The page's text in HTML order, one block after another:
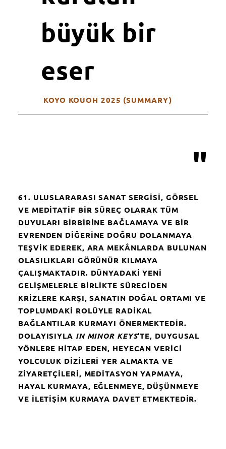
büyük bir
eser
KOYO KOUOH 2025 (SUMMARY)
"
61. ULUSLARARASI SANAT SERGISİ, GÖRSEL
VE MEDITATIF BIR SÜREÇ OLARAK TÜM
DUYULARI BIRBIRINE BAĞLAMAYA VE BIR
EVRENDEN DIĞERINE DOĞRU DOLANMAYA
TEŞVIK EDEREK, ARA MEKÂNLARDA BULUNAN
OLASILIKLARI GÖRÜNÜR KILMAYA
ÇALIŞMAKTADIR. DÜNYADAKI YENI
GELIŞMELERLE BIRLIKTE SÜREGIDEN
KRIZLERE KARŞI, SANATIN DOĞAL ORTAMI VE
TOPLUMDAKI ROLÜYLE RADIKAL
BAĞLANTILAR KURMAYI ÖNERMEKTEDIR.
DOLAYISIYLA IN MINOR KEYS'TE, DUYGUSAL
YÖNLERE HITAP EDEN, HEYECAN VERICI
YOLCULUK DIZILERI YER ALMAKTA VE
ZIYARETÇILERI, MEDITASYON YAPMAYA,
HAYAL KURMAYA, EĞLENMEYE, DÜŞÜNMEYE
VE ILETIŞIM KURMAYA DAVET ETMEKTEDIR.